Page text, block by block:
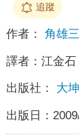
追蹤
作者： 角雄
譯者： 江金石
出版社： 大
出版日：